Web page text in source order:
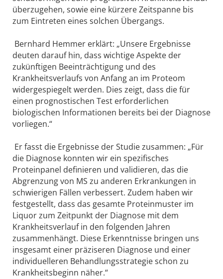
überzugehen, sowie eine kürzere Zeitspanne bis
zum Eintreten eines solchen Übergangs.
Bernhard Hemmer erklärt: „Unsere Ergebnisse
deuten darauf hin, dass wichtige Aspekte der
zukünftigen Beeinträchtigung und des
Krankheitsverlaufs von Anfang an im Proteom
widergespiegelt werden. Dies zeigt, dass die für
einen prognostischen Test erforderlichen
biologischen Informationen bereits bei der Diagnose
vorliegen.“
Er fasst die Ergebnisse der Studie zusammen: „Für
die Diagnose konnten wir ein spezifisches
Proteinpanel definieren und validieren, das die
Abgrenzung von MS zu anderen Erkrankungen in
schwierigen Fällen verbessert. Zudem haben wir
festgestellt, dass das gesamte Proteinmuster im
Liquor zum Zeitpunkt der Diagnose mit dem
Krankheitsverlauf in den folgenden Jahren
zusammenhängt. Diese Erkenntnisse bringen uns
insgesamt einer präziseren Diagnose und einer
individuelleren Behandlungsstrategie schon zu
Krankheitsbeginn näher.“